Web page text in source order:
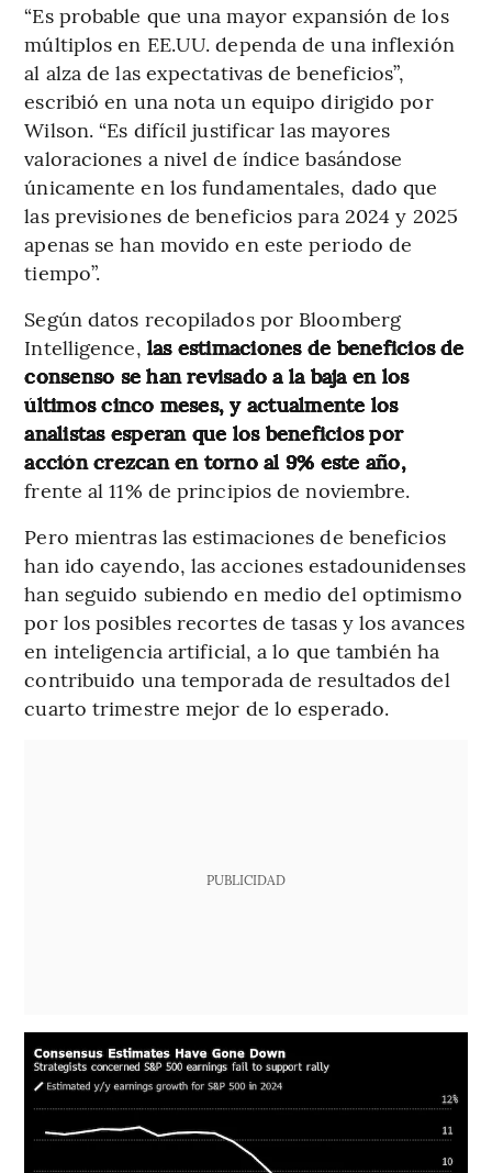
“Es probable que una mayor expansión de los
múltiplos en EE.UU. dependa de una inflexión
al alza de las expectativas de beneficios”,
escribió en una nota un equipo dirigido por
Wilson. “Es difícil justificar las mayores
valoraciones a nivel de índice basándose
únicamente en los fundamentales, dado que
las previsiones de beneficios para 2024 y 2025
apenas se han movido en este periodo de
tiempo”.
Según datos recopilados por Bloomberg
Intelligence, las estimaciones de beneficios de
consenso se han revisado a la baja en los
últimos cinco meses, y actualmente los
analistas esperan que los beneficios por
acción crezcan en torno al 9% este año,
frente al 11% de principios de noviembre.
Pero mientras las estimaciones de beneficios
han ido cayendo, las acciones estadounidenses
han seguido subiendo en medio del optimismo
por los posibles recortes de tasas y los avances
en inteligencia artificial, a lo que también ha
contribuido una temporada de resultados del
cuarto trimestre mejor de lo esperado.
PUBLICIDAD